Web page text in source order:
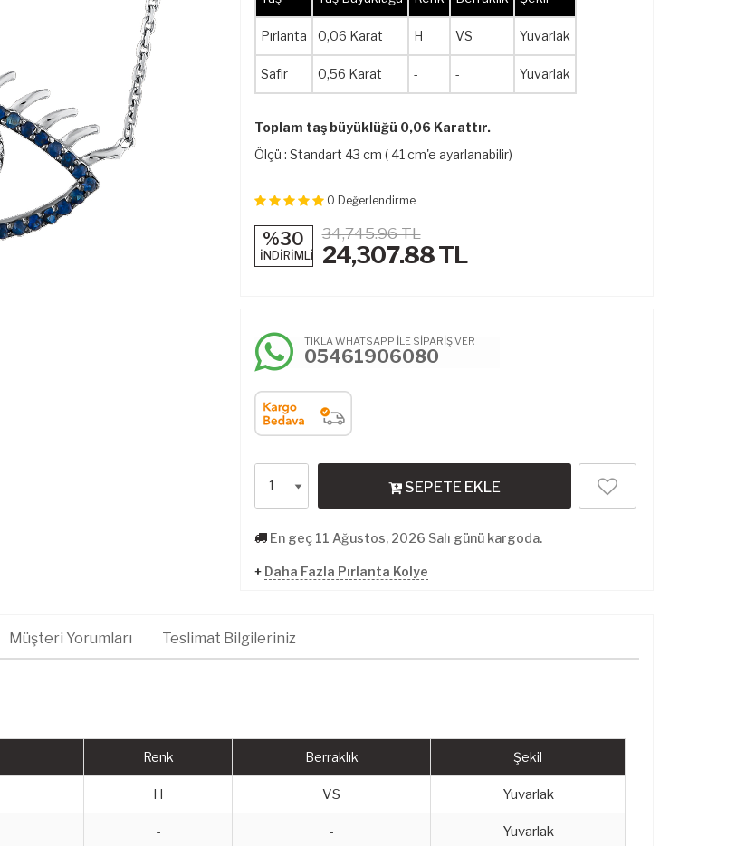
Pırlanta 0,06 Karat H VS Yuvarlak
Safir 0,56 Karat - - Yuvarlak
Toplam taş büyüklüğü 0,06 Karattır.
Ölçü : Standart 43 cm ( 41 cm'e ayarlanabilir)
0 Değerlendirme
%30
İNDİRİMLİ
34,745.96 TL
24,307.88TL
TIKLA WHATSAPP İLE SİPARİŞ VER
05461906080
SEPETE EKLE
En geç 11 Ağustos, 2026 Salı günü kargoda.
+ Daha Fazla Pırlanta Kolye
Müşteri Yorumları Teslimat Bilgileriniz
Renk Berraklık Şekil
H VS Yuvarlak
- - Yuvarlak